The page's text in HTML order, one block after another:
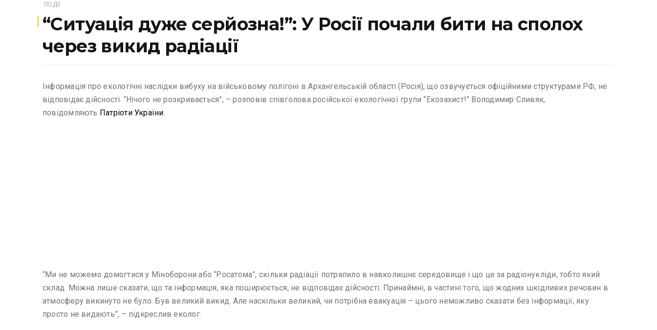
ПОДІЇ
“Ситуація дуже серйозна!”: У Росії почали бити на сполох
через викид радіації
Інформація про екологічні наслідки вибуху на військовому полігоні в Архангельській області (Росія), що озвучується офіційними структурами РФ, не
відповідає дійсності. “Нічого не розкривається”, – розповів співголова російської екологічної групи “Екозахист!” Володимир Сливяк,
повідомляють Патріоти України.
“Ми не можемо домогтися у Міноборони або “Росатома”, скільки радіації потрапило в навколишнє середовище і що це за радіонукліди, тобто який
склад. Можна лише сказати, що та інформація, яка поширюється, не відповідає дійсності. Принаймні, в частині того, що жодних шкідливих речовин в
атмосферу викинуто не було. Був великий викид. Але наскільки великий, чи потрібна евакуація – цього неможливо сказати без інформації, яку
просто не видають”, – підкреслив еколог.